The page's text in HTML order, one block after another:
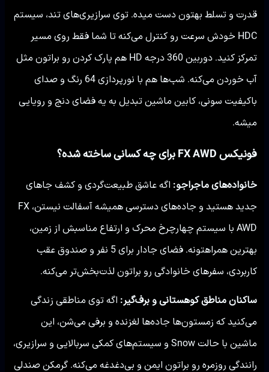
قدرت و تسلط بهتون دست میده. توی سرازیری‌های تند، سیستم
HDC خودش سرعت رو کنترل می‌کنه تا شما فقط روی مسیر
تمرکز کنید. دوربین 360 درجه HD هم پارک کردن رو براتون مثل
آب خوردن می‌کنه. شب‌ها هم با نورپردازی 64 رنگ و صدای
باکیفیت سونی، کابین ماشین تبدیل به یه فضای دنج و رویایی
میشه.
فونیکس FX AWD برای چه کسانی ساخته شده؟
خانواده‌های ماجراجو:اگه عاشق طبیعت‌گردی و کشف جاهای
جدید هستید و جاده‌های دسترسی همیشه آسفالت نیستن، FX
AWD با سیستم چهارچرخ محرک و ارتفاع مناسبش از زمین،
بهترین همراهتونه. فضای جادار برای 5 نفر و صندوق عقب
کاربردی، سفرهای خانوادگی رو براتون لذت‌بخش‌تر می‌کنه.
ساکنان مناطق کوهستانی و برف‌گیر: اگه توی مناطقی زندگی
می‌کنید که زمستون‌ها جاده‌ها لغزنده و برفی می‌شن، این
ماشین با حالت Snow و سیستم‌های کمکی سربالایی و سرازیری،
رانندگی روزمره رو براتون ایمن و بی‌دغدغه می‌کنه. گرمکن صندلی